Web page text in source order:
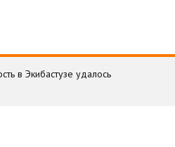
в Экибастузе удалось